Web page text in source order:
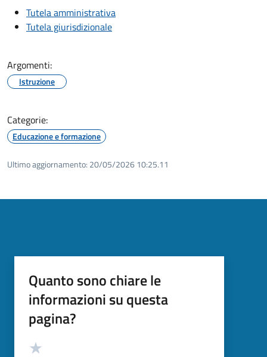
Tutela amministrativa
Tutela giurisdizionale
Argomenti:
Istruzione
Categorie:
Educazione e formazione
Ultimo aggiornamento: 20/05/2026 10:25.11
Quanto sono chiare le
informazioni su questa
pagina?
Valutazione